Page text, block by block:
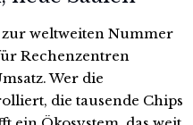
weltweiten Nummer
Rechenzentren
Wer die
die tausende Chips